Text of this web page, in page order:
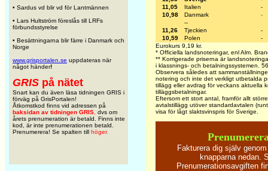
• Sardus vd blir vd för Lantmännen
• Lars Hultström föreslås till LRFs
förbundsstyrelse
• Besättningarna blir färre i Danmark och
Norge
www.grisportalen.se uppdateras när
något händer!
GRIS på nätet
Snart kan du även läsa tidningen GRIS i
förväg på GrisPortalen!
Åtkomstkod finns vid adressen på
baksidan av tidningen GRIS dvs om
årets prenumeration är betald. Finns inte
kod, är inte prenumerationen betald.
Prenumerera! Se spalten till höger.
11,05
Italien
-
10,98
Danmark
-
--
11,26
Tjeckien
-
10,59
Polen
-
Eurokurs 9,19 kr.
* Officiella landsnoteringar, enl Alm.
** Korrigerade priserna är
i klassnings- och betalningssystemen.
Observera således att
notering och inte det verkligt utbetalda
tillägg eller avdrag för veckans aktuella
tilläggsbetalningar.
Eftersom ett stort antal, framför allt
avtalstillägg utöver standardavtalen
visa för lågt slaktsvinspris för Sverige.
Fakturera dig själv
knapparna nedan.
Prenumerationsavgiften